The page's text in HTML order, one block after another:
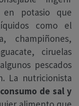
potasio que
como el
champiñones,
ciruelas
pescados
La nutricionista
de sal y